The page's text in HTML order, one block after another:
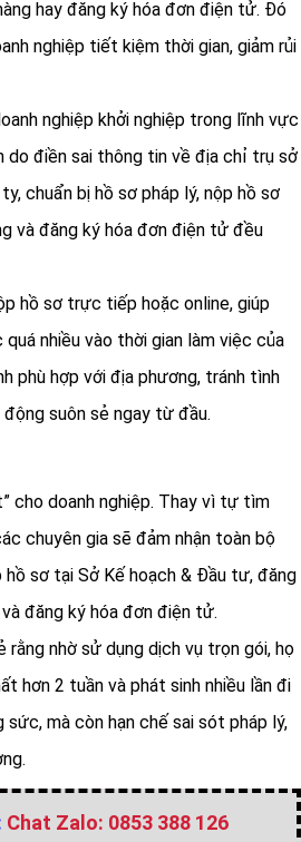
hay đăng ký hóa đơn điện tử. Đó
nghiệp tiết kiệm thời gian, giảm rủi
nghiệp khởi nghiệp trong lĩnh vực
do điền sai thông tin về địa chỉ trụ sở
chuẩn bị hồ sơ pháp lý, nộp hồ sơ
và đăng ký hóa đơn điện tử đều
hồ sơ trực tiếp hoặc online, giúp
nhiều vào thời gian làm việc của
phù hợp với địa phương, tránh tình
suôn sẻ ngay từ đầu.
cho doanh nghiệp. Thay vì tự tìm
chuyên gia sẽ đảm nhận toàn bộ
hồ sơ tại Sở Kế hoạch & Đầu tư, đăng
đăng ký hóa đơn điện tử.
nhờ sử dụng dịch vụ trọn gói, họ
hơn 2 tuần và phát sinh nhiều lần đi
mà còn hạn chế sai sót pháp lý,
Chat Zalo: 0853 388 126